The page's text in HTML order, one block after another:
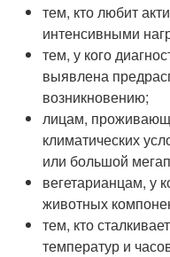
тем, кто любит
интенсивными
тем, у кого
выявлена
возникновению;
лицам,
климатических
или большой
вегетарианцам, у
животных
тем, кто
температур и